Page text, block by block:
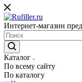
Интернет-магазин
Каталог
По всему сайту
По каталогу